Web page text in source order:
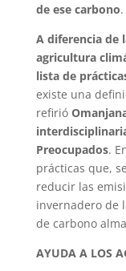
de ese carbono.
A diferencia de
agricultura
lista de
existe una
refirió
Preocupados.
prácticas que,
reducir las
invernadero de
de carbono
AYUDA A LOS